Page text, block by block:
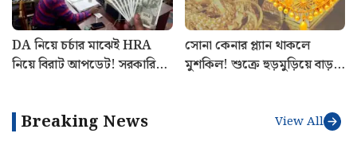
DA নিয়ে চর্চার মাঝেই HRA
নিয়ে বিরাট আপডেট! সরকারি
সোনা কেনার প্ল্যান থাকলে
মুশকিল! শুক্রে হুড়মুড়িয়ে বাড়ল
Breaking News View All